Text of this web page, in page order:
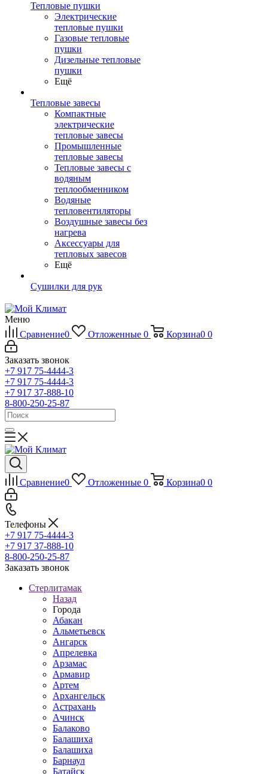
Тепловые пушки
Электрические
тепловые пушки
Газовые тепловые
пушки
Дизельные тепловые
пушки
Ещё
Тепловые завесы
Компактные
электрические
тепловые завесы
Промышленные
тепловые завесы
Тепловые завесы с
водяным
теплообменником
Водяные
тепловентиляторы
Воздушные завесы без
нагрева
Аксессуары для
тепловых завесов
Ещё
Сушилки для рук
Меню
Сравнение0 Отложенные 0 Корзина0 0
Заказать звонок
+7 917 75-4444-3
+7 917 75-4444-3
+7 917 37-888-10
8-800-250-25-87
Сравнение0 Отложенные 0 Корзина0 0
Телефоны
+7 917 75-4444-3
+7 917 37-888-10
8-800-250-25-87
Заказать звонок
Стерлитамак
Назад
Города
Абакан
Альметьевск
Ангарск
Апрелевка
Арзамас
Армавир
Артем
Архангельск
Астрахань
Ачинск
Балаково
Балашиха
Балашиха
Барнаул
Батайск